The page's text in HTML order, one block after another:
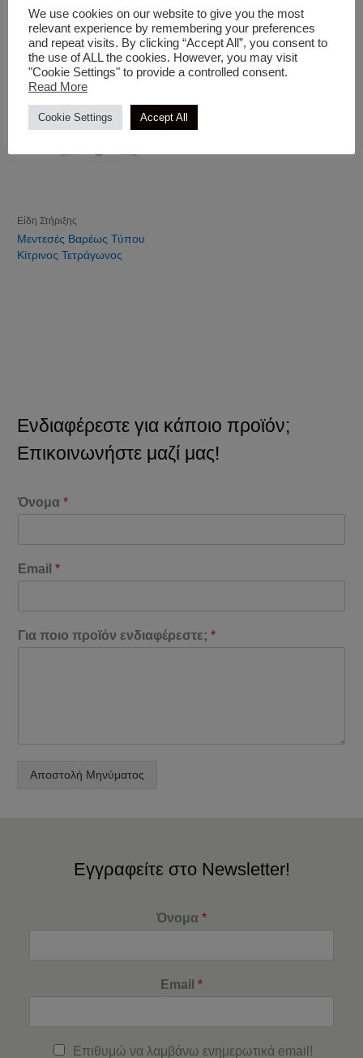
Γαλβανιζέ
Είδη Στήριξης
Μεντεσές Βαρέως Τύπου
Κίτρινος Τετράγωνος
Ενδιαφέρεστε για κάποιο προϊόν;
Επικοινωνήστε μαζί μας!
Όνομα*
Email*
Για ποιο προϊόν ενδιαφέρεστε;*
Αποστολή Μηνύματος
Εγγραφείτε στο Newsletter!
Όνομα *
Email *
Επιθυμώ να λαμβάνω ενημερωτικά email!
We use cookies on our website to give you the most
relevant experience by remembering your preferences
and repeat visits. By clicking “Accept All”, you consent to
the use of ALL the cookies. However, you may visit
"Cookie Settings" to provide a controlled consent.
Read More
Cookie Settings Accept All